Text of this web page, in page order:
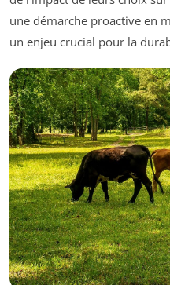
une démarche proactive en
un enjeu crucial pour la